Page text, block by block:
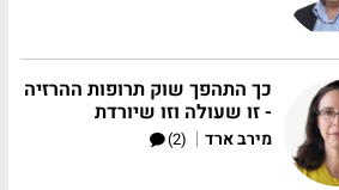
כך התהפך שוק תרופות ההרזיה
- זו שעולה וזו שיורדת
מירב ארד |
(2)